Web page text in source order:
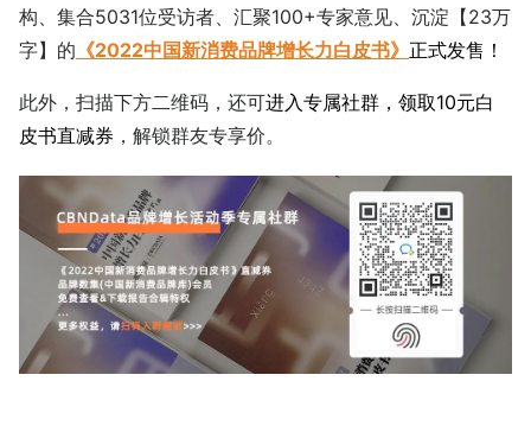
构、集合5031位受访者、汇聚100+专家意见、沉淀【23万
字】的 《2022中国新消费品牌增长力白皮书》 正式发售！
此外，扫描下方二维码，还可进入专属社群，领取10元白
皮书直减券 ，解锁群友专享价。